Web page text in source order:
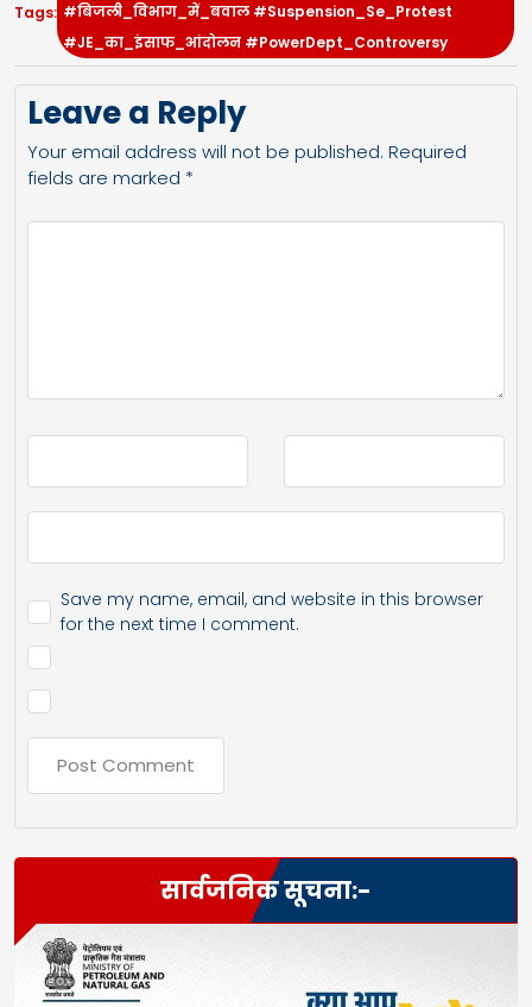
Tags: #बिजली_विभाग_में_बवाल #Suspension_Se_Protest
#JE_का_इंसाफ_आंदोलन #PowerDept_Controversy
Leave a Reply
Your email address will not be published. Required
fields are marked *
Save my name, email, and website in this browser
for the next time I comment.
सार्वजनिक सूचना:-